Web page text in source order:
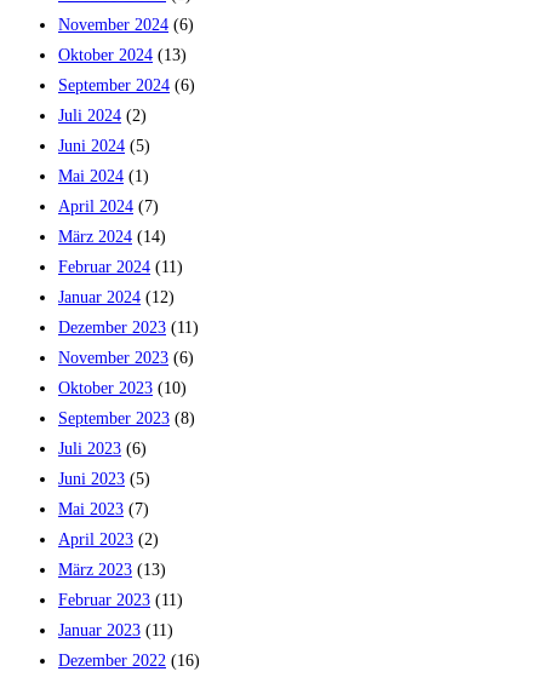
November 2024 (6)
Oktober 2024 (13)
September 2024 (6)
Juli 2024 (2)
Juni 2024 (5)
Mai 2024 (1)
April 2024 (7)
März 2024 (14)
Februar 2024 (11)
Januar 2024 (12)
Dezember 2023 (11)
November 2023 (6)
Oktober 2023 (10)
September 2023 (8)
Juli 2023 (6)
Juni 2023 (5)
Mai 2023 (7)
April 2023 (2)
März 2023 (13)
Februar 2023 (11)
Januar 2023 (11)
Dezember 2022 (16)